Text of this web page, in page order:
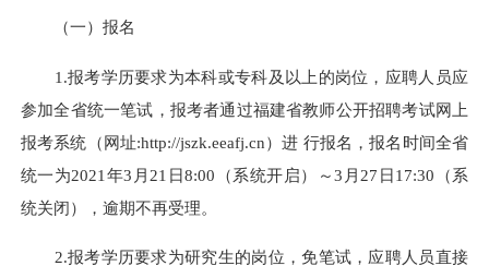
（一）报名
1.报考学历要求为本科或专科及以上的岗位，应聘人员应
参加全省统一笔试，报考者通过福建省教师公开招聘考试网上
报考系统（网址:http://jszk.eeafj.cn）进 行报名，报名时间全省
统一为2021年3月21日8:00（系统开启）～3月27日17:30（系
统关闭），逾期不再受理。
2.报考学历要求为研究生的岗位，免笔试，应聘人员直接